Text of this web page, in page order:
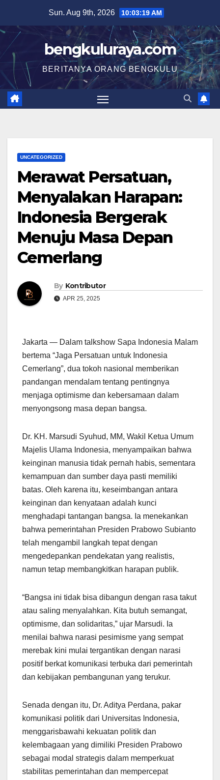
content
Sun. Aug 9th, 2026 10:03:20 AM
bengkuluraya.com
BERITANYA ORANG BENGKULU
UNCATEGORIZED
Merawat Persatuan,
Menyalakan Harapan:
Indonesia Bergerak
Menuju Masa Depan
Cemerlang
By Kontributor
APR 25, 2025
Jakarta — Dalam talkshow Sapa Indonesia Malam
bertema “Jaga Persatuan untuk Indonesia
Cemerlang”, dua tokoh nasional memberikan
pandangan mendalam tentang pentingnya
menjaga optimisme dan kebersamaan dalam
menyongsong masa depan bangsa.
Dr. KH. Marsudi Syuhud, MM, Wakil Ketua Umum
Majelis Ulama Indonesia, menyampaikan bahwa
keinginan manusia tidak pernah habis, sementara
kemampuan dan sumber daya pasti memiliki
batas. Oleh karena itu, keseimbangan antara
keinginan dan kenyataan adalah kunci
menghadapi tantangan bangsa. Ia menekankan
bahwa pemerintahan Presiden Prabowo Subianto
telah mengambil langkah tepat dengan
mengedepankan pendekatan yang realistis,
namun tetap membangkitkan harapan publik.
“Bangsa ini tidak bisa dibangun dengan rasa takut
atau saling menyalahkan. Kita butuh semangat,
optimisme, dan solidaritas,” ujar Marsudi. Ia
menilai bahwa narasi pesimisme yang sempat
merebak kini mulai tergantikan dengan narasi
positif berkat komunikasi terbuka dari pemerintah
dan kebijakan pembangunan yang terukur.
Senada dengan itu, Dr. Aditya Perdana, pakar
komunikasi politik dari Universitas Indonesia,
menggarisbawahi kekuatan politik dan
kelembagaan yang dimiliki Presiden Prabowo
sebagai modal strategis dalam memperkuat
stabilitas pemerintahan dan mempercepat